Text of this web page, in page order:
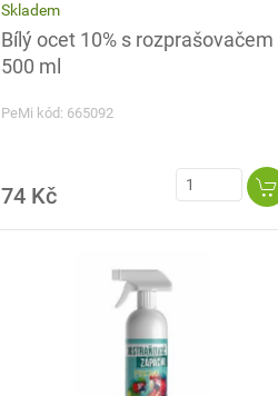
Skladem
Bílý ocet 10% s rozprašovačem
500 ml
PeMi kód: 665092
74 Kč